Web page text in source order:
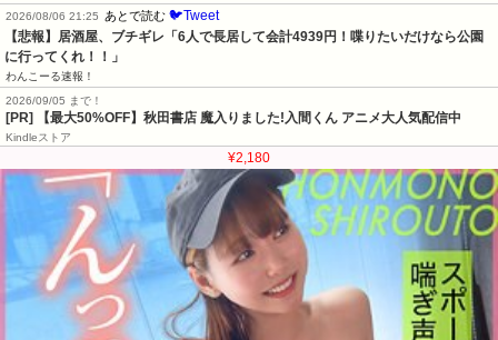
2026/08/06 21:25
あとで読む 🐦Tweet
【悲報】居酒屋、ブチギレ「6人で長居して会計4939円！喋りたいだけなら公園
に行ってくれ！！」
わんこーる速報！
2026/09/05 まで！
[PR] 【最大50%OFF】秋田書店 魔入りました!入間くん アニメ大人気配信中
Kindleストア
¥2,180